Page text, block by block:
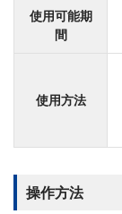
使用可能期
間
使用方法
操作方法